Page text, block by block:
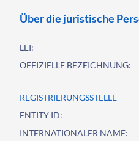
Über die juristische
LEI:
OFFIZIELLE BEZEICHNUNG:
REGISTRIERUNGSSTELLE
ENTITY ID:
INTERNATIONALER NAME: